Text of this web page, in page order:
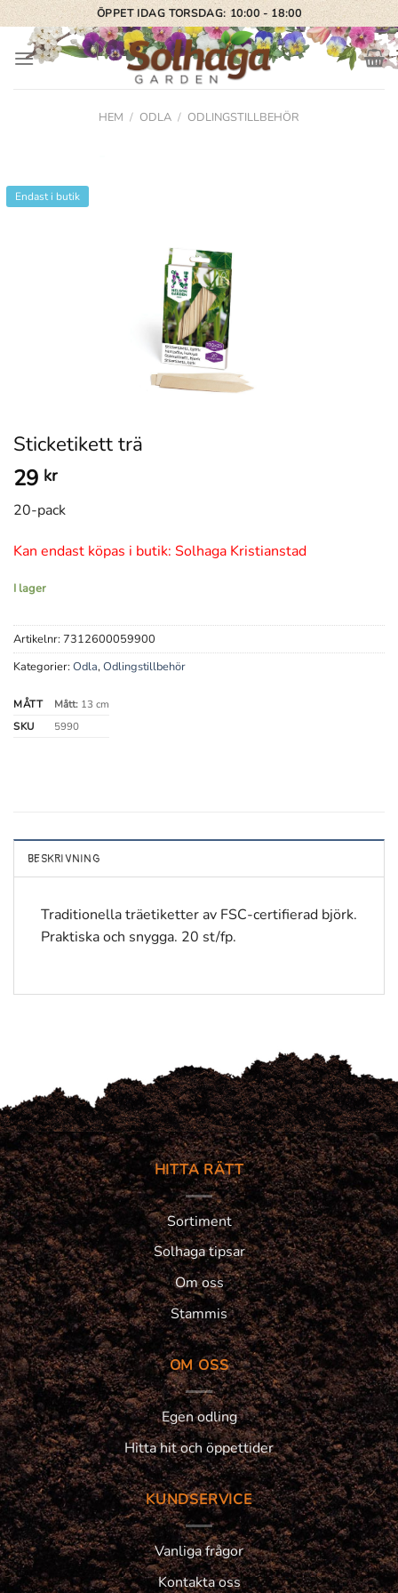
Skip
to
content
ÖPPET IDAG TORSDAG: 10:00 - 18:00
HEM / ODLA / ODLINGSTILLBEHÖR
Endast i butik
Sticketikett trä
29 kr
20-pack
Kan endast köpas i butik: Solhaga Kristianstad
I lager
Artikelnr: 7312600059900
Kategorier: Odla,Odlingstillbehör
MÅTT Mått:13 cm
SKU
5990
BESKRIVNING
Traditionella träetiketter av FSC-certifierad björk.
Praktiska och snygga. 20 st/fp.
HITTA RÄTT
Sortiment
Solhaga tipsar
Om oss
Stammis
OM OSS
Egen odling
Hitta hit och öppettider
KUNDSERVICE
Vanliga frågor
Kontakta oss